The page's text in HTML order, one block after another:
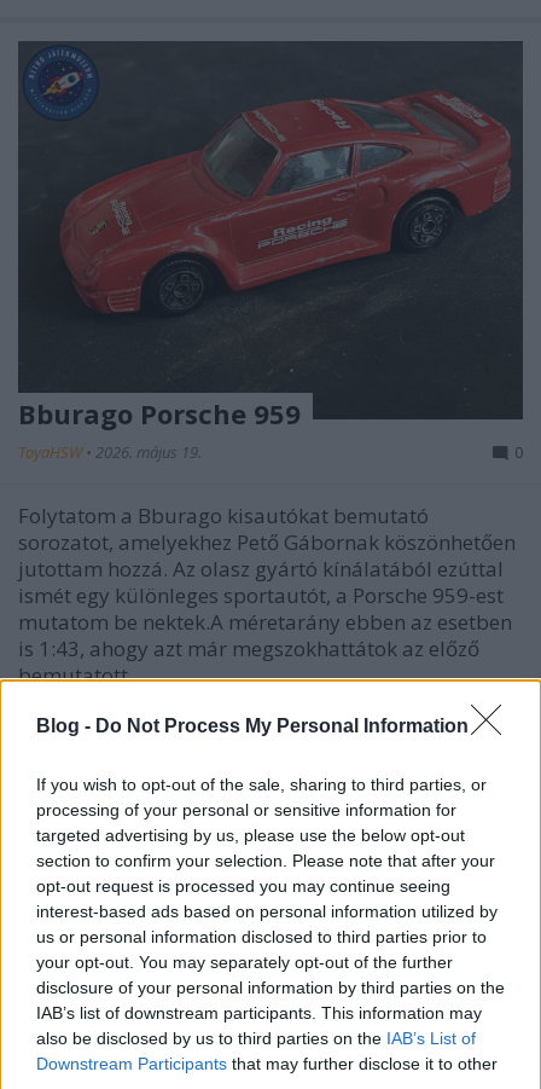
Blog - Do Not Process My Personal Information
If you wish to opt-out of the sale, sharing to third parties, or
processing of your personal or sensitive information for
targeted advertising by us, please use the below opt-out
section to confirm your selection. Please note that after your
opt-out request is processed you may continue seeing
interest-based ads based on personal information utilized by
us or personal information disclosed to third parties prior to
your opt-out. You may separately opt-out of the further
disclosure of your personal information by third parties on the
IAB’s list of downstream participants. This information may
also be disclosed by us to third parties on the IAB’s List of
Downstream Participants that may further disclose it to other
Bburago Porsche 959
ToyaHSW • 2026. május 19. 0
Folytatom a Bburago kisautókat bemutató
sorozatot, amelyekhez Pető Gábornak köszönhetően
jutottam hozzá. Az olasz gyártó kínálatából ezúttal
ismét egy különleges sportautót, a Porsche 959-est
mutatom be nektek.A méretarány ebben az esetben
is 1:43, ahogy azt már megszokhattátok az előző
bemutatott…